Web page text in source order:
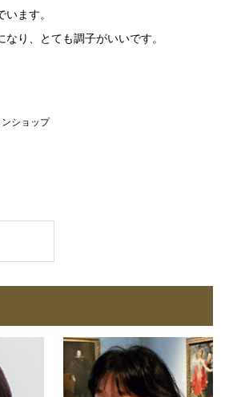
ます。
り、とても調子がいいです。
ショップ